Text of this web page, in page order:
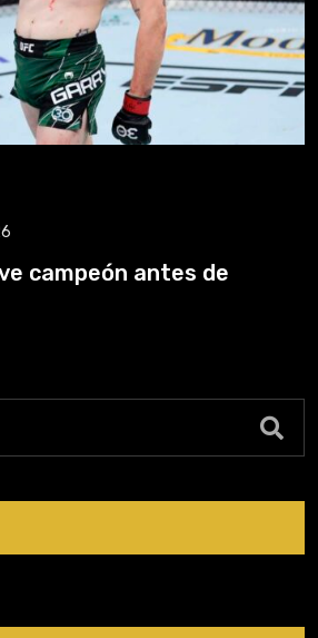
campeón antes de